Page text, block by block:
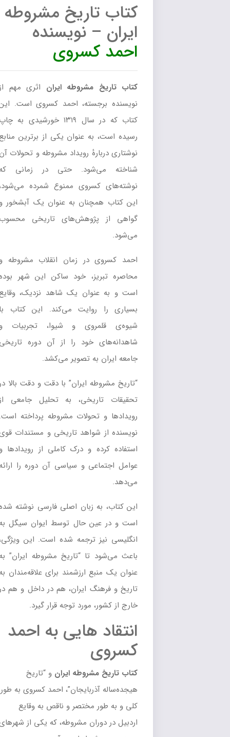
کتاب تاریخ مشروطه
ایران – نویسنده
احمد کسروی
کتاب تاریخ مشروطه ایران اثری مهم از
نویسنده برجسته، احمد کسروی است. این
کتاب که در سال ۱۳۱۹ خورشیدی به چاپ
رسیده است، به عنوان یکی از برترین منابع
نوشتاری دربارهٔ رویداد مشروطه و تحولات آن
شناخته می‌شود. حتی در زمانی که
نوشته‌های کسروی ممنوع شمرده می‌شود،
این کتاب همچنان به عنوان یک آبشخور و
گواهی از پژوهش‌های تاریخی محسوب
می‌شود.
احمد کسروی در زمان انقلاب مشروطه و
محاصره تبریز، خود ساکن این شهر بوده
است و به عنوان یک شاهد نزدیک، وقایع
بسیاری را روایت می‌کند. این کتاب با
شیوه‌ی قلمروی و شیوا، تجربیات و
شاهدانه‌های خود را از آن دوره تاریخی
جامعه ایران به تصویر می‌کشد.
“تاریخ مشروطه ایران” با دقت و دقت بالا در
تحقیقات تاریخی، به تحلیل جامعی از
رویدادها و تحولات مشروطه پرداخته است.
نویسنده از شواهد تاریخی و مستندات قوی
استفاده کرده و درک کاملی از رویدادها و
عوامل اجتماعی و سیاسی آن دوره را ارائه
می‌دهد.
این کتاب، به زبان اصلی فارسی نوشته شده
است و در عین حال توسط ایوان سیگل به
انگلیسی نیز ترجمه شده است. این ویژگی،
باعث می‌شود تا “تاریخ مشروطه ایران” به
عنوان یک منبع ارزشمند برای علاقه‌مندان به
تاریخ و فرهنگ ایران، هم در داخل و هم در
خارج از کشور، مورد توجه قرار گیرد.
انتقاد هایی به احمد
کسروی
کتاب تاریخ مشروطه ایرانو “تاریخ
هیجده‌ساله آذربایجان”، احمد کسروی به طور
کلی و به طور مختصر و ناقص به وقایع
اردبیل در دوران مشروطه، که یکی از شهرهای